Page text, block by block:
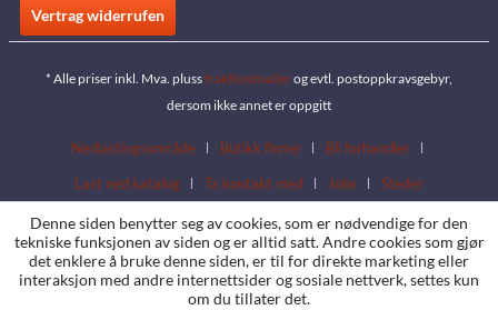
Vertrag widerrufen
* Alle priser inkl. Mva. plussfraktkostnaderog evtl. postoppkravsgebyr,
dersom ikke annet er oppgitt
Nedlastingsområde Butikk finner
Bli forhandler
Last ned katalog
Ta kontakt med Jobs Steder
Denne siden benytter seg av cookies, som er nødvendige for den
tekniske funksjonen av siden og er alltid satt. Andre cookies som gjør
det enklere å bruke denne siden, er til for direkte marketing eller
interaksjon med andre internettsider og sosiale nettverk, settes kun
om du tillater det.